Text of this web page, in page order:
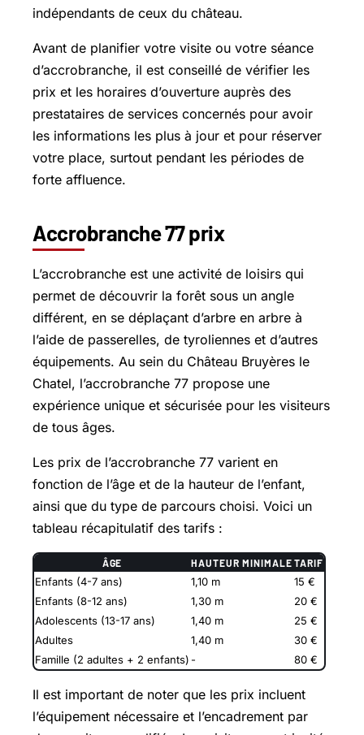
indépendants de ceux du château.
Avant de planifier votre visite ou votre séance
d’accrobranche, il est conseillé de vérifier les
prix et les horaires d’ouverture auprès des
prestataires de services concernés pour avoir
les informations les plus à jour et pour réserver
votre place, surtout pendant les périodes de
forte affluence.
Accrobranche 77 prix
L’accrobranche est une activité de loisirs qui
permet de découvrir la forêt sous un angle
différent, en se déplaçant d’arbre en arbre à
l’aide de passerelles, de tyroliennes et d’autres
équipements. Au sein du Château Bruyères le
Chatel, l’accrobranche 77 propose une
expérience unique et sécurisée pour les visiteurs
de tous âges.
Les prix de l’accrobranche 77 varient en
fonction de l’âge et de la hauteur de l’enfant,
ainsi que du type de parcours choisi. Voici un
tableau récapitulatif des tarifs :
ÂGE HAUTEUR MINIMALE TARIF
Enfants (4-7 ans) 1,10 m
15 €
Enfants (8-12 ans)
1,30 m
20 €
Adolescents (13-17 ans)
1,40 m
25 €
Adultes
1,40 m
30 €
Famille (2 adultes + 2 enfants) - 80 €
Il est important de noter que les prix incluent
l’équipement nécessaire et l’encadrement par